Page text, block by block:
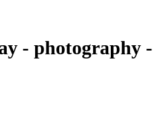
- photography -